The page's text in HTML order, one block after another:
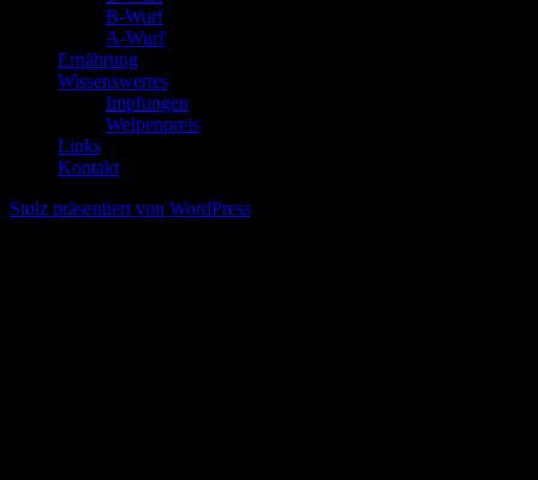
B-Wurf
A-Wurf
Ernährung
Wissenswertes
Impfungen
Welpenpreis
Links
Kontakt
Stolz präsentiert von WordPress